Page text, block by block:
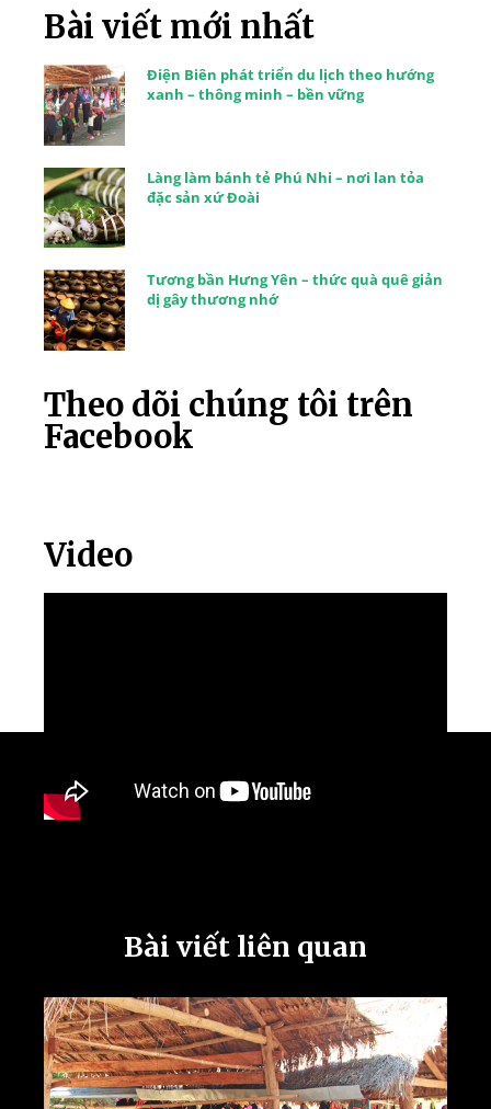
Bài viết mới nhất
Điện Biên phát triển du lịch theo hướng
xanh – thông minh – bền vững
Làng làm bánh tẻ Phú Nhi – nơi lan tỏa
đặc sản xứ Đoài
Tương bần Hưng Yên – thức quà quê giản
dị gây thương nhớ
Theo dõi chúng tôi trên
Facebook
Video
Bài viết liên quan